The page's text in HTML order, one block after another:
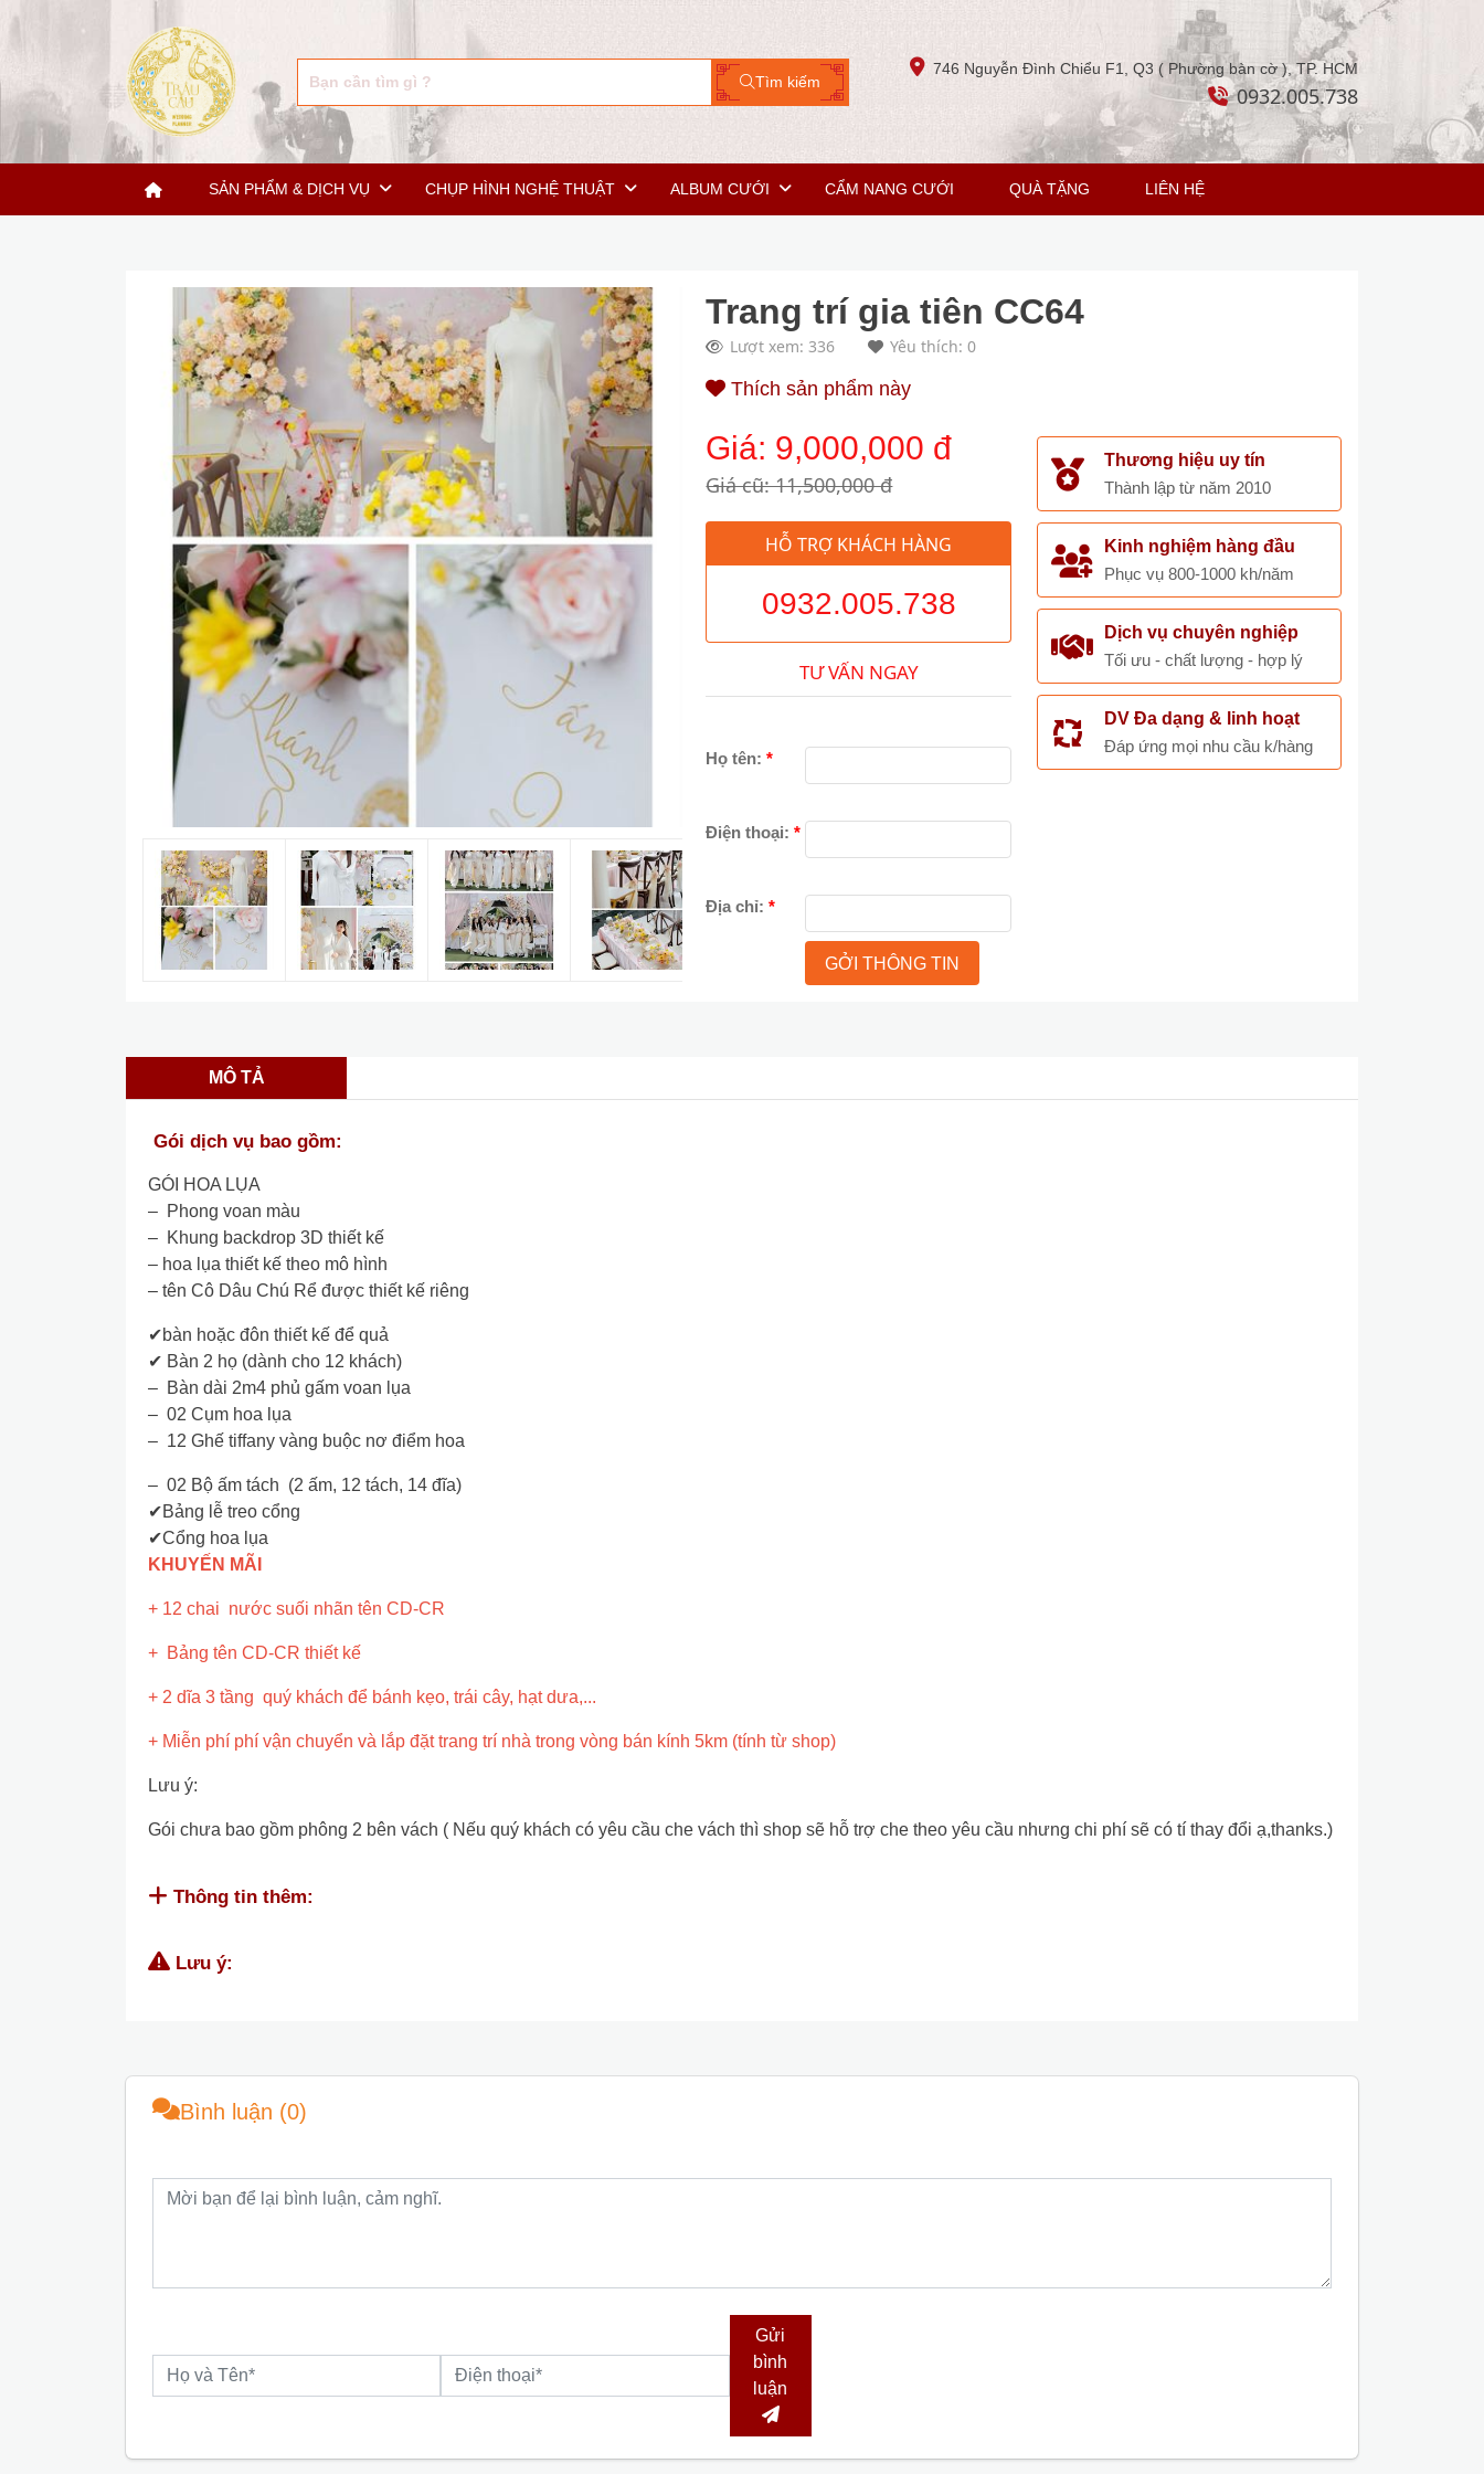
Tìm kiếm
746 Nguyễn Đình Chiểu F1, Q3 ( Phường bàn cờ ), TP. HCM
0932.005.738
SẢN PHẨM & DỊCH VỤ CHỤP HÌNH NGHỆ THUẬT ALBUM CƯỚI CẨM NANG CƯỚI QUÀ TẶNG LIÊN HỆ
Trang trí gia tiên CC64
Lượt xem: 336 Yêu thích: 0
Thích sản phẩm này
Giá: 9,000,000 đ
Giá cũ: 11,500,000 đ
HỖ TRỢ KHÁCH HÀNG
0932.005.738
TƯ VẤN NGAY
Họ tên:*
Điện thoại:*
Địa chỉ:*
Thương hiệu uy tín
Thành lập từ năm 2010
Kinh nghiệm hàng đầu
Phục vụ 800-1000 kh/năm
Dịch vụ chuyên nghiệp
Tối ưu - chất lượng - hợp lý
DV Đa dạng & linh hoạt
Đáp ứng mọi nhu cầu k/hàng
MÔ TẢ
Gói dịch vụ bao gồm:
GÓI HOA LỤA
– Phong voan màu
– Khung backdrop 3D thiết kế
– hoa lụa thiết kế theo mô hình
– tên Cô Dâu Chú Rể được thiết kế riêng
✔bàn hoặc đôn thiết kế để quả
✔ Bàn 2 họ (dành cho 12 khách)
– Bàn dài 2m4 phủ gấm voan lụa
– 02 Cụm hoa lụa
– 12 Ghế tiffany vàng buộc nơ điểm hoa
– 02 Bộ ấm tách (2 ấm, 12 tách, 14 đĩa)
✔Bảng lễ treo cổng
✔Cổng hoa lụa
KHUYẾN MÃI
+ 12 chai nước suối nhãn tên CD-CR
+ Bảng tên CD-CR thiết kế
+ 2 dĩa 3 tầng quý khách để bánh kẹo, trái cây, hạt dưa,...
+ Miễn phí phí vận chuyển và lắp đặt trang trí nhà trong vòng bán kính 5km (tính từ shop)
Lưu ý:
Gói chưa bao gồm phông 2 bên vách ( Nếu quý khách có yêu cầu che vách thì shop sẽ hỗ trợ che theo yêu cầu nhưng chi phí sẽ có tí thay đổi ạ,thanks.)
Thông tin thêm:
Lưu ý:
Bình luận (0)
Gửi
bình
luận